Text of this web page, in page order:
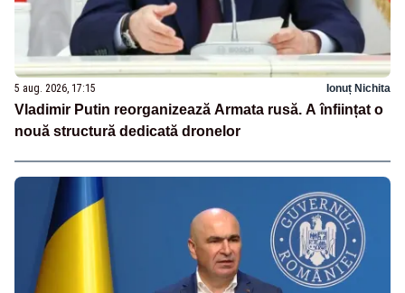
5 aug. 2026, 17:15 Ionuț Nichita
Vladimir Putin reorganizează Armata rusă. A înființat o
nouă structură dedicată dronelor